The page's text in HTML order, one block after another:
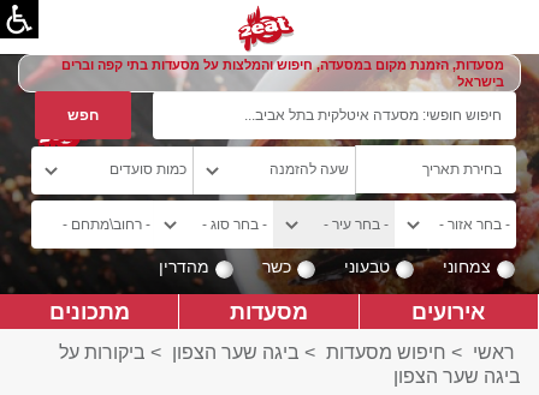
מסעדות, הזמנת מקום במסעדה, חיפוש והמלצות על מסעדות בתי קפה וברים
בישראל
צמחוני טבעוני כשר מהדרין
אירועים מסעדות מתכונים
ראשי > חיפוש מסעדות > ביגה שער הצפון > ביקורות על
ביגה שער הצפון